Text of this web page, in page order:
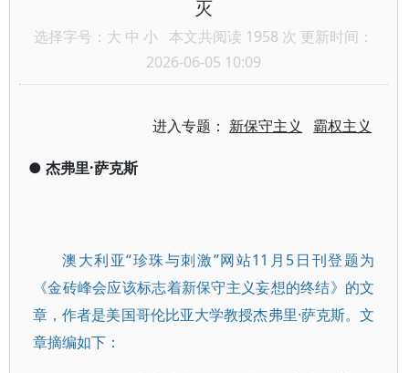
灭
选择字号： 大 中 小 本文共阅读 1958 次 更新时间：
2026-06-05 10:09
进入专题： 新保守主义 霸权主义
● 杰弗里·萨克斯
澳大利亚“珍珠与刺激”网站11月5日刊登题为
《金砖峰会应该标志着新保守主义妄想的终结》的文
章，作者是美国哥伦比亚大学教授杰弗里·萨克斯。文
章摘编如下：